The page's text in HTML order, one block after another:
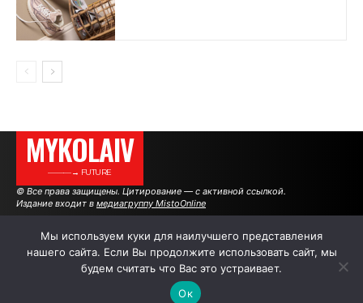
MYKOLAIV
———→ FUTURE
© Все права защищены. Цитирование — с активной ссылкой.
Издание входит в медиагруппу MistoOnline
АВТОРЫ РЕКЛАМА НА САЙТЕ
Мы используем куки для наилучшего представления
нашего сайта. Если Вы продолжите использовать сайт, мы
будем считать что Вас это устраивает.
Ок